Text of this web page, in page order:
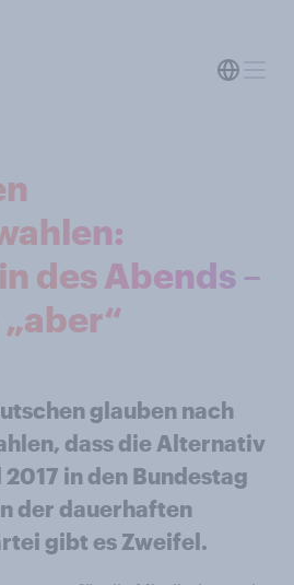
des Abends –
glauben nach
dass die Alternativ
in den Bundestag
der dauerhaften
gibt es Zweifel.